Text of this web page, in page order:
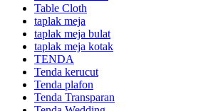
Table Cloth
taplak meja
taplak meja bulat
taplak meja kotak
TENDA
Tenda kerucut
Tenda plafon
Tenda Transparan